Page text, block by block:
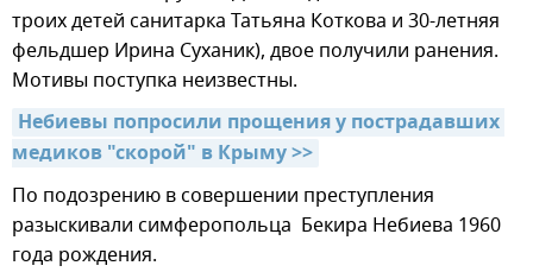
троих детей санитарка Татьяна Коткова и 30-летняя
фельдшер Ирина Суханик), двое получили ранения.
Мотивы поступка неизвестны.
Небиевы попросили прощения у пострадавших
медиков "скорой" в Крыму >>
По подозрению в совершении преступления
разыскивали симферопольца Бекира Небиева 1960
года рождения.